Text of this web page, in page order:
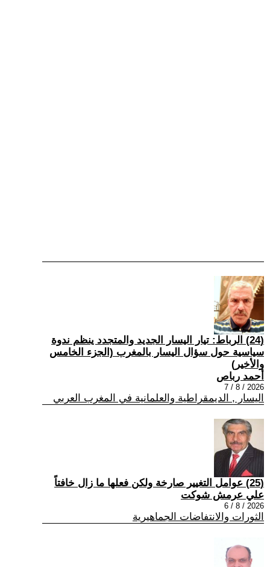
(24) الرباط: تيار اليسار الجديد والمتجدد ينظم ندوة
سياسية حول سؤال اليسار بالمغرب (الجزء الخامس
والأخير)
أحمد رباص
2026 / 8 / 7
اليسار , الديمقراطية والعلمانية في المغرب العربي
(25) عوامل التغيير صارخة ولكن فعلها ما زال خافتاً
علي عرمش شوكت
2026 / 8 / 6
الثورات والانتفاضات الجماهيرية